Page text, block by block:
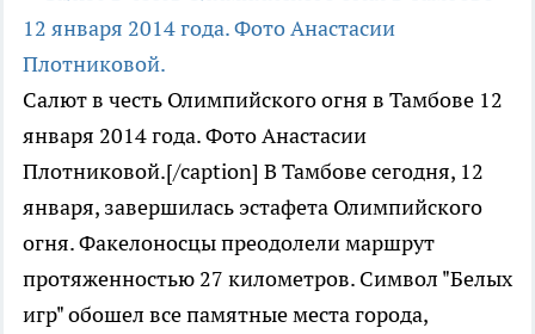
Салют в честь Олимпийского огня в Тамбове 12
января 2014 года. Фото Анастасии
Плотниковой.[/caption] В Тамбове сегодня, 12
января, завершилась эстафета Олимпийского
огня. Факелоносцы преодолели маршрут
протяженностью 27 километров. Символ "Белых
игр" обошел все памятные места города,